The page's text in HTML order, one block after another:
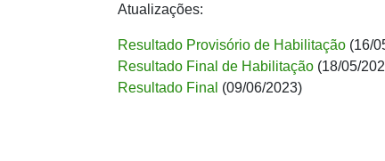
Atualizações:
Resultado Provisório de Habilitação (16/
Resultado Final de Habilitação (18/05/
Resultado Final (09/06/2023)